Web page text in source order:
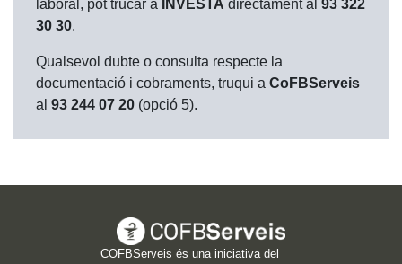
laboral, pot trucar a
INVESTA directament al 93 322
30 30.
Qualsevol dubte o consulta respecte la
documentació i cobraments, truqui a CoFBServeis
al 93 244 07 20 (opció 5).
COFBServeis és una iniciativa del